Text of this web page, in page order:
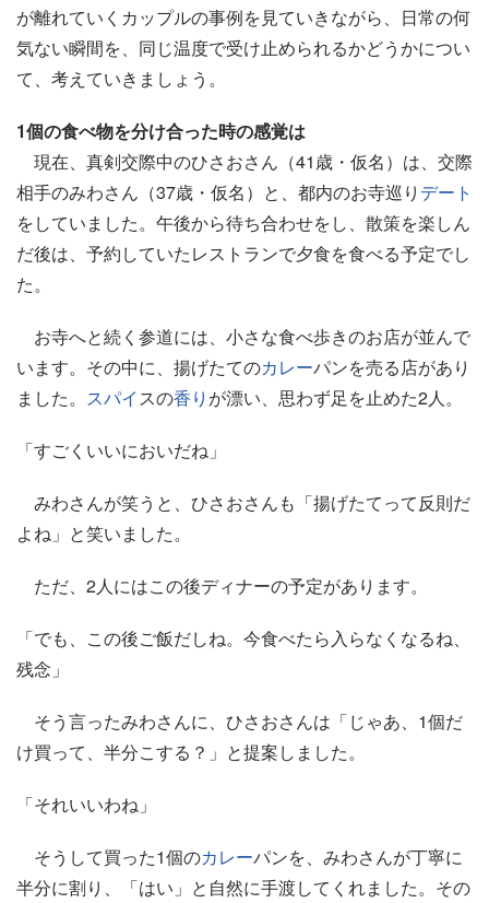
が離れていくカップルの事例を見ていきながら、日常の何
気ない瞬間を、同じ温度で受け止められるかどうかについ
て、考えていきましょう。
1個の食べ物を分け合った時の感覚は
現在、真剣交際中のひさおさん（41歳・仮名）は、交際
相手のみわさん（37歳・仮名）と、都内のお寺巡り デート
をしていました。午後から待ち合わせをし、散策を楽しん
だ後は、予約していたレストランで夕食を食べる予定でし
た。
お寺へと続く参道には、小さな食べ歩きのお店が並んで
います。その中に、揚げたてのカレーパンを売る店があり
ました。 スパイスの香り が漂い、思わず足を止めた2人。
「すごくいいにおいだね」
みわさんが笑うと、ひさおさんも「揚げたてって反則だ
よね」と笑いました。
ただ、2人にはこの後ディナーの予定があります。
「でも、この後ご飯だしね。今食べたら入らなくなるね、
残念」
そう言ったみわさんに、ひさおさんは「じゃあ、1個だ
け買って、半分こする？」と提案しました。
「それいいわね」
そうして買った1個のカレーパンを、みわさんが丁寧に
半分に割り、「はい」と自然に手渡してくれました。その